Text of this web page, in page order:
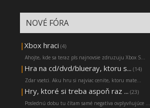
NOVÉ FÓRA
| Xbox hraci (4)
Ahojte, kde sa teraz pls najnovsie zdruzuju Xbox S...
| Hra na cd/dvd/blueray, ktoru s... (14)
Zdar vsetci. Aku hru si najviac cenite, ktoru mate...
| Hry, ktoré si treba aspoň raz ... (23)
Poslednú dobu tu čítam samé negatíva ovplyvňujúce ...